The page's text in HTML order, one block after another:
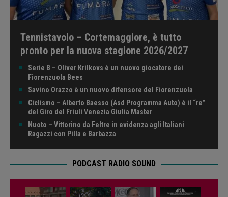
Tennistavolo – Cortemaggiore, è tutto
pronto per la nuova stagione 2026/2027
Serie B – Oliver Krilkovs è un nuovo giocatore dei
Fiorenzuola Bees
Savino Orazzo è un nuovo difensore del Fiorenzuola
Ciclismo – Alberto Baesso (Asd Programma Auto) è il “re”
del Giro del Friuli Venezia Giulia Master
Nuoto – Vittorino da Feltre in evidenza agli Italiani
Ragazzi con Pilla e Barbazza
PODCAST RADIO SOUND